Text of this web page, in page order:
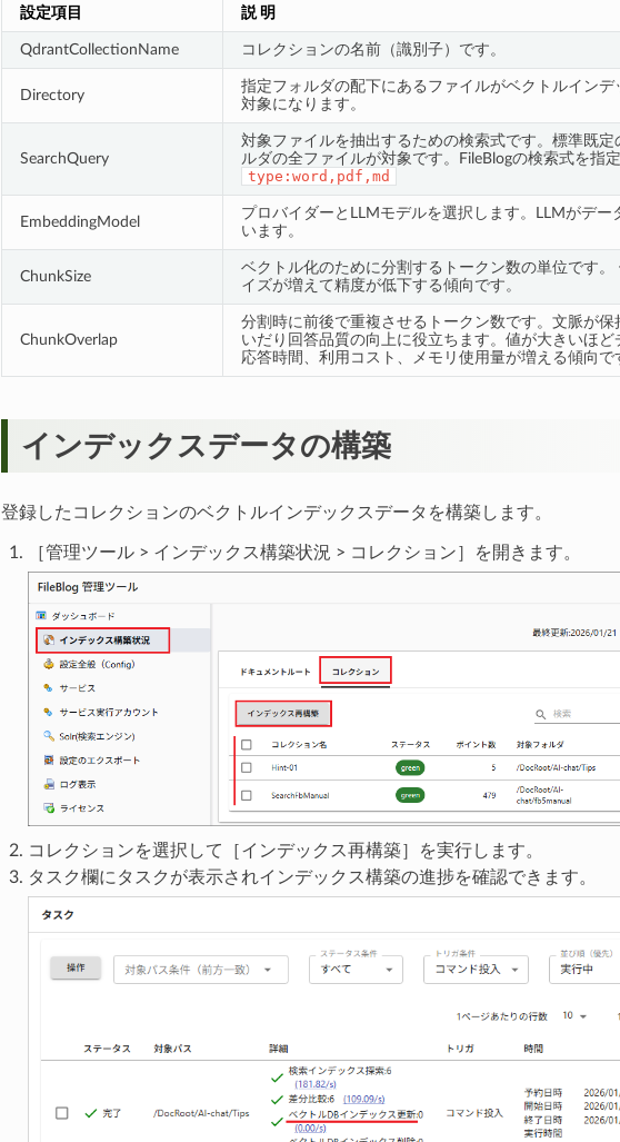
設定項目 説 明
QdrantCollectionName コレクションの名前（識別子）です。
Directory
指定フォルダの配下にあるファイルがベクトルインデ
対象になります。
SearchQuery
対象ファイルを抽出するための検索式です。標準既定
ルダの全ファイルが対象です。FileBlogの検索式を指
type:word,pdf,md
EmbeddingModel
プロバイダーとLLMモデルを選択します。LLMがデー
います。
ChunkSize
ベクトル化のために分割するトークン数の単位です。
イズが増えて精度が低下する傾向です。
ChunkOverlap
分割時に前後で重複させるトークン数です。文脈が保
いだり回答品質の向上に役立ちます。値が大きいほど
応答時間、利用コスト、メモリ使用量が増える傾向で
インデックスデータの構築
登録したコレクションのベクトルインデックスデータを構築します。
［管理ツール > インデックス構築状況 > コレクション］を開きます。
コレクションを選択して［インデックス再構築］を実行します。
タスク欄にタスクが表示されインデックス構築の進捗を確認できます。